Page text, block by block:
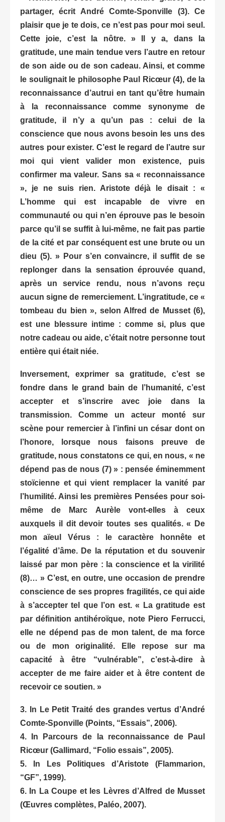
partager, écrit André Comte-Sponville (3). Ce
plaisir que je te dois, ce n’est pas pour moi seul.
Cette joie, c’est la nôtre. » Il y a, dans la
gratitude, une main tendue vers l’autre en retour
de son aide ou de son cadeau. Ainsi, et comme
le soulignait le philosophe Paul Ricœur (4), de la
reconnaissance d’autrui en tant qu’être humain
à la reconnaissance comme synonyme de
gratitude, il
n’y a qu’un pas : celui de la
conscience que nous avons besoin les uns des
autres pour exister. C’est le regard de l’autre sur
moi qui vient valider mon existence, puis
confirmer ma valeur. Sans sa « reconnaissance
», je ne suis rien. Aristote déjà le disait : «
L’homme qui est incapable de vivre en
communauté ou qui n’en éprouve pas le besoin
parce qu’il se suffit à lui-même, ne fait pas partie
de la cité et par conséquent est une brute ou un
dieu (5). » Pour s’en convaincre, il suffit de se
replonger dans la sensation éprouvée quand,
après un service rendu, nous n’avons reçu
aucun signe de remerciement. L’ingratitude, ce «
tombeau du bien », selon Alfred de Musset (6),
est une blessure intime : comme si, plus que
notre cadeau ou aide, c’était notre personne tout
entière qui était niée.
Inversement, exprimer sa gratitude, c’est se
fondre dans le grand bain de l’humanité, c’est
accepter et s’inscrire avec joie dans la
transmission. Comme un acteur monté sur
scène pour remercier à l’infini un césar dont on
l’honore, lorsque nous faisons preuve de
gratitude, nous constatons ce qui, en nous, « ne
dépend pas de nous (7) » : pensée éminemment
stoïcienne et qui vient remplacer la vanité par
l’humilité. Ainsi les premières Pensées pour soi-
même de Marc Aurèle vont-elles à ceux
auxquels il dit devoir toutes ses qualités. « De
mon aïeul Vérus : le caractère honnête et
l’égalité d’âme. De la réputation et du souvenir
laissé par mon père : la conscience et la virilité
(8)… » C’est, en outre, une occasion de prendre
conscience de ses propres fragilités, ce qui aide
à s’accepter tel que l’on est. « La gratitude est
par définition antihéroïque, note Piero Ferrucci,
elle ne dépend pas de mon talent, de ma force
ou de mon originalité. Elle repose sur ma
capacité à être “vulnérable”, c’est-à-dire à
accepter de me faire aider et à être content de
recevoir ce soutien. »
3. In Le Petit Traité des grandes vertus d’André
Comte-Sponville (Points, “Essais”, 2006).
4. In Parcours de la reconnaissance de Paul
Ricœur (Gallimard, “Folio essais”, 2005).
5. In Les Politiques d’Aristote (Flammarion,
“GF”, 1999).
6. In La Coupe et les Lèvres d’Alfred de Musset
(Œuvres complètes, Paléo, 2007).